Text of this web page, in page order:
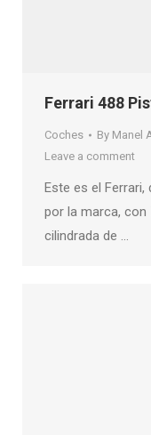
Ferrari 488
Coches By Manel
Leave a comment
Este es el
por la marca, con
cilindrada de …